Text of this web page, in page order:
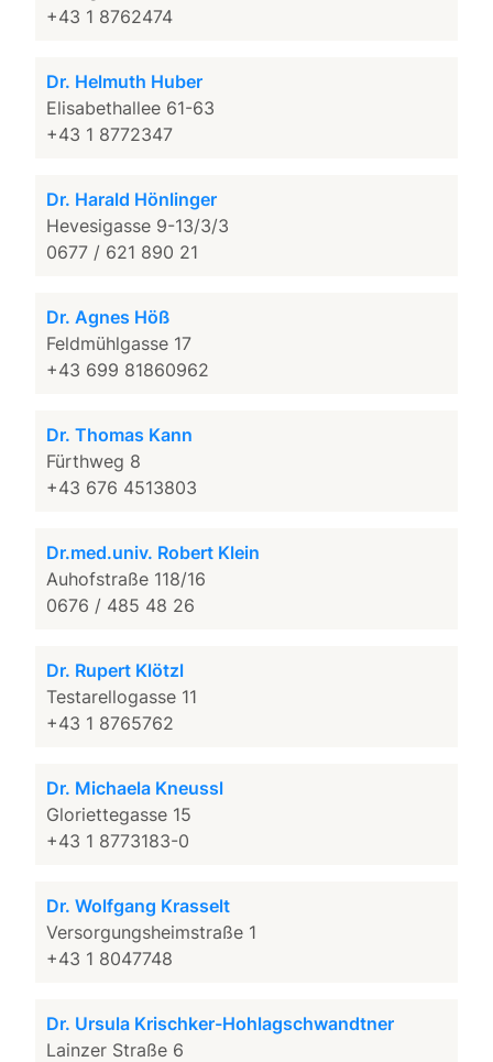
+43 1 8762474
Dr. Helmuth Huber
Elisabethallee 61-63
+43 1 8772347
Dr. Harald Hönlinger
Hevesigasse 9-13/3/3
0677 / 621 890 21
Dr. Agnes Höß
Feldmühlgasse 17
+43 699 81860962
Dr. Thomas Kann
Fürthweg 8
+43 676 4513803
Dr.med.univ. Robert Klein
Auhofstraße 118/16
0676 / 485 48 26
Dr. Rupert Klötzl
Testarellogasse 11
+43 1 8765762
Dr. Michaela Kneussl
Gloriettegasse 15
+43 1 8773183-0
Dr. Wolfgang Krasselt
Versorgungsheimstraße 1
+43 1 8047748
Dr. Ursula Krischker-Hohlagschwandtner
Lainzer Straße 6